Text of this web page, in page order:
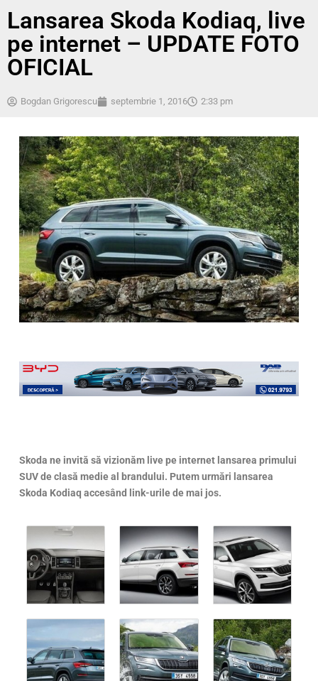
Lansarea Skoda Kodiaq, live
pe internet – UPDATE FOTO
OFICIAL
Bogdan Grigorescu septembrie 1, 2016 2:33 pm
Skoda ne invită să vizionăm live pe internet lansarea primului
SUV de clasă medie al brandului. Putem urmări lansarea
Skoda Kodiaq accesând link-urile de mai jos.